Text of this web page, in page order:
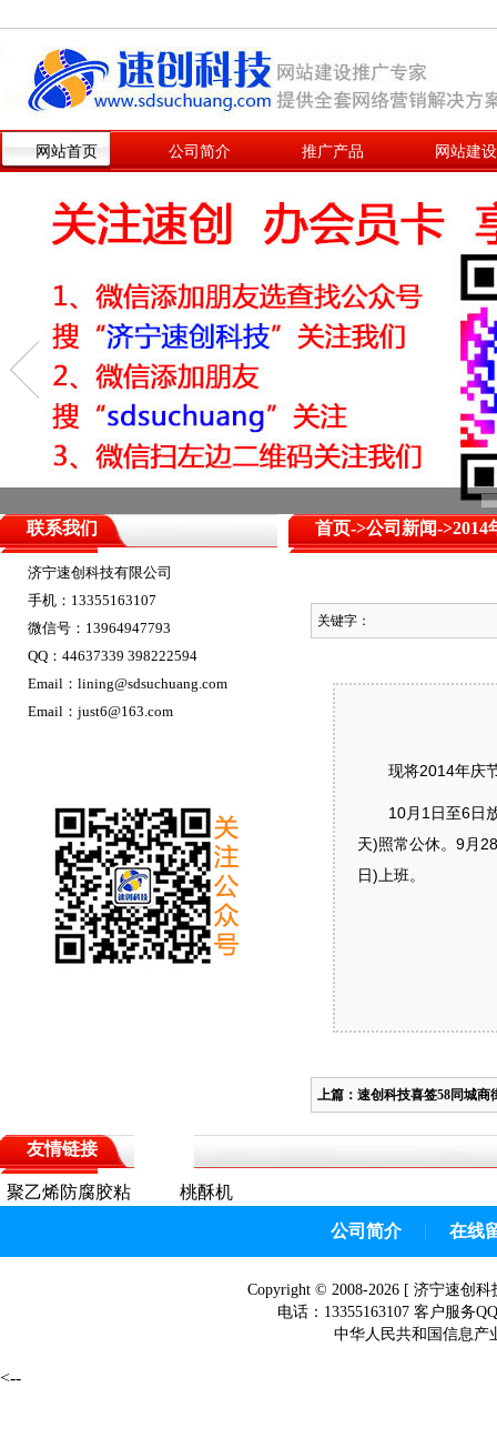
网站首页 公司简介 推广产品 网站建设
首页->公司新闻->2014
关键字：
现将2014年庆节
10月1日至6日放
天)照常公休。9月
日)上班。
上篇： 速创科技喜签58同城商
联系我们
济宁速创科技有限公司
手机：13355163107
微信号：13964947793
QQ：44637339 398222594
Email：lining@sdsuchuang.com
Email：just6@163.com
友情链接
聚乙烯防腐胶粘
桃酥机
公司简介 | 在线
Copyright © 2008-2026 [ 济宁速创科
电话：13355163107 客户服务
中华人民共和国信息产
<--